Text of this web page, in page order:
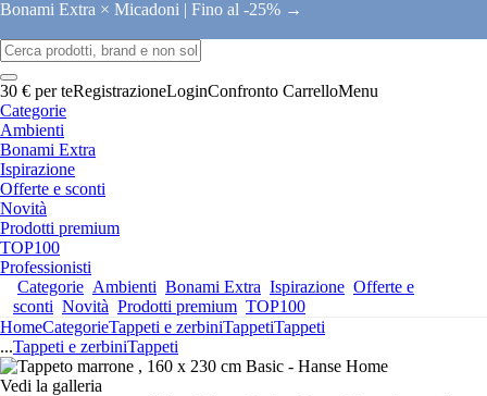
Bonami Extra × Micadoni | Fino al -25% →
30 € per teRegistrazioneLoginConfronto CarrelloMenu
Categorie
Ambienti
Bonami Extra
Ispirazione
Offerte e sconti
Novità
Prodotti premium
TOP100
Professionisti
Categorie Ambienti Bonami Extra Ispirazione Offerte e
sconti Novità Prodotti premium TOP100
HomeCategorieTappeti e zerbiniTappetiTappeti
...Tappeti e zerbiniTappeti
Vedi la galleria